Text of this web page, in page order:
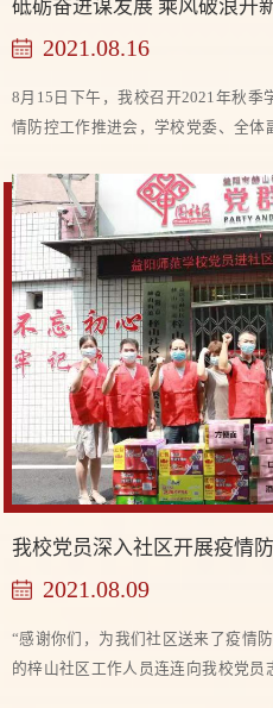
2021.08.16
8月15日下午，我校召开2021年秋季
情防控工作推进会，学校党委、全体
持，党委书记林英作重要讲话。 林英
我校党员深入社区开展疫情
2021.08.09
“感谢你们，为我们社区送来了疫情
的梓山社区工作人员连连向我校党员